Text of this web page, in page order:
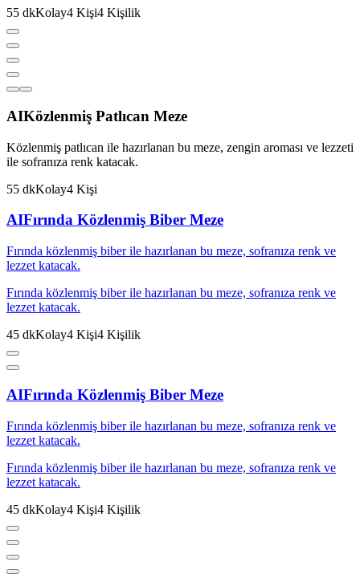
55 dkKolay4 Kişi4 Kişilik
AIKözlenmiş Patlıcan Meze
Közlenmiş patlıcan ile hazırlanan bu meze, zengin aroması ve lezzeti
ile sofranıza renk katacak.
55 dkKolay4 Kişi
AIFırında Közlenmiş Biber Meze
Fırında közlenmiş biber ile hazırlanan bu meze, sofranıza renk ve
lezzet katacak.
Fırında közlenmiş biber ile hazırlanan bu meze, sofranıza renk ve
lezzet katacak.
45 dkKolay4 Kişi4 Kişilik
AIFırında Közlenmiş Biber Meze
Fırında közlenmiş biber ile hazırlanan bu meze, sofranıza renk ve
lezzet katacak.
Fırında közlenmiş biber ile hazırlanan bu meze, sofranıza renk ve
lezzet katacak.
45 dkKolay4 Kişi4 Kişilik